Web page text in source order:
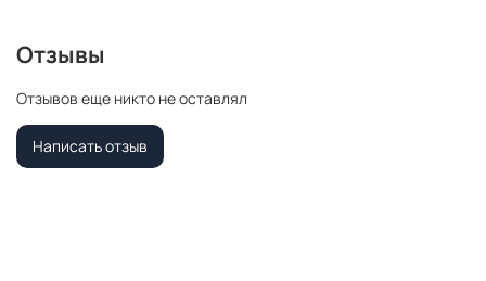
Отзывы
Отзывов еще никто не оставлял
Написать отзыв